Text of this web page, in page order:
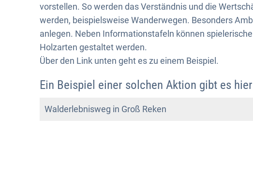
vorstellen. So werden das Verständnis und die
werden, beispielsweise Wanderwegen. Besonders
anlegen. Neben Informationstafeln können
Holzarten gestaltet werden.
Über den Link unten geht es zu einem Beispiel.
Ein Beispiel einer solchen Aktion gibt es
Walderlebnisweg in Groß Reken